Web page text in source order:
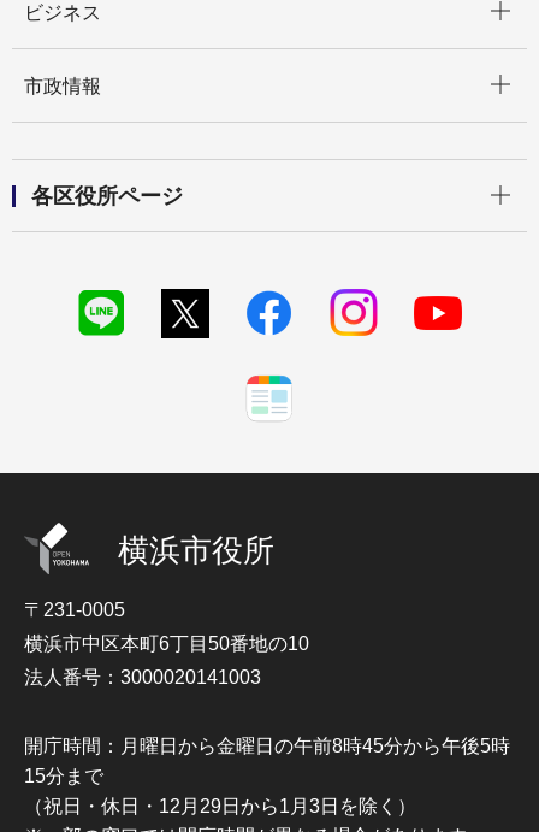
ビジネス
市政情報
各区役所ページ
横浜市役所
〒231-0005
横浜市中区本町6丁目50番地の10
法人番号：3000020141003
開庁時間：月曜日から金曜日の午前8時45分から午後5時
15分まで
（祝日・休日・12月29日から1月3日を除く）